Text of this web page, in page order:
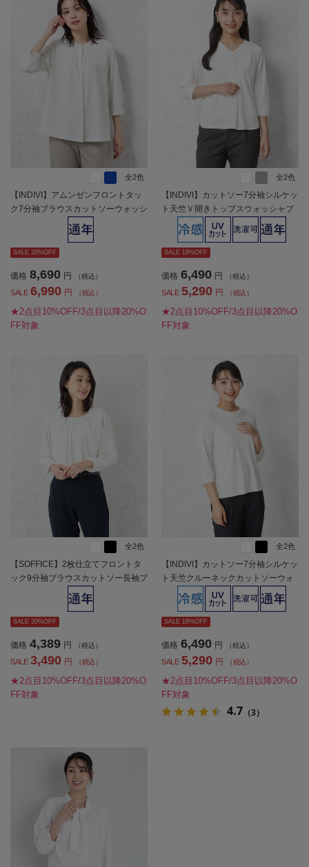
全2色
【INDIVI】アムンゼンフロントタッ
ク7分袖ブラウスカットソーウォッシ
ャブル通年【レディース】
SALE 20%OFF
価格 8,690 円 （税込）
SALE 6,990 円 （税込）
★2点目10%OFF/3点目以降20%O
FF対象
全2色
【INDIVI】カットソー7分袖シルケッ
ト天竺Ｖ開きトップスウォッシャブ
ル無地通年【レディース】
SALE 18%OFF
価格 6,490 円 （税込）
SALE 5,290 円 （税込）
★2点目10%OFF/3点目以降20%O
FF対象
全2色
【SOFFICE】2枚仕立てフロントタ
ック9分袖ブラウスカットソー長袖プ
ルオーバーソフィーチェ消臭加工ウ
ォッシャブル通年【レディース】
SALE 20%OFF
価格 4,389 円 （税込）
SALE 3,490 円 （税込）
★2点目10%OFF/3点目以降20%O
FF対象
全2色
【INDIVI】カットソー7分袖シルケッ
ト天竺クルーネックカットソーウォ
ッシャブル無地通年【レディース】
SALE 18%OFF
価格 6,490 円 （税込）
SALE 5,290 円 （税込）
★2点目10%OFF/3点目以降20%O
FF対象
4.7 （3）